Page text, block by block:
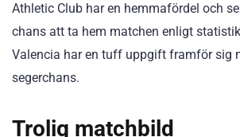
Athletic Club har en hemmafördel och
chans att ta hem matchen enligt
Valencia har en tuff uppgift framför sig
segerchans.
Trolig matchbild